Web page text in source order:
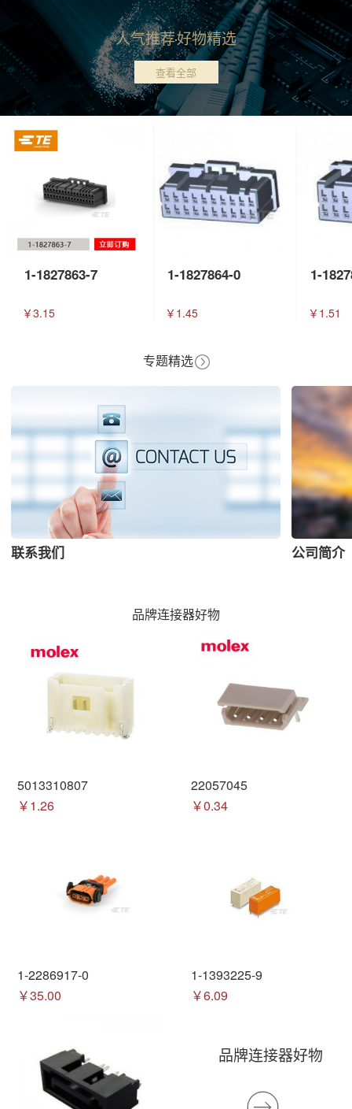
人气推荐好物精选
查看全部
1-1827863-7
￥3.15
1-1827864-0
￥1.45
1-
￥1.51
专题精选
联系我们 公司简介
品牌连接器好物
5013310807
￥1.26
22057045
￥0.34
1-2286917-0
￥35.00
1-1393225-9
￥6.09
品牌连接器好物